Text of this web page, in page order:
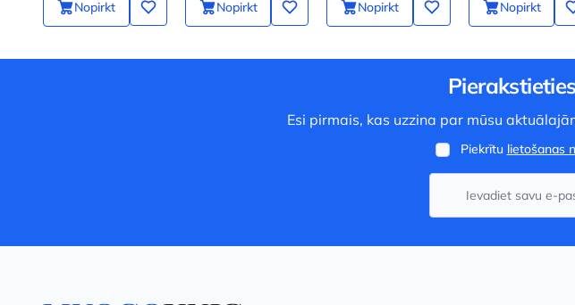
Nopirkt Nopirkt Nopirkt Nopirkt
Esi pirmais, kas uzzina par mūsu
Piekrītu lietošanas